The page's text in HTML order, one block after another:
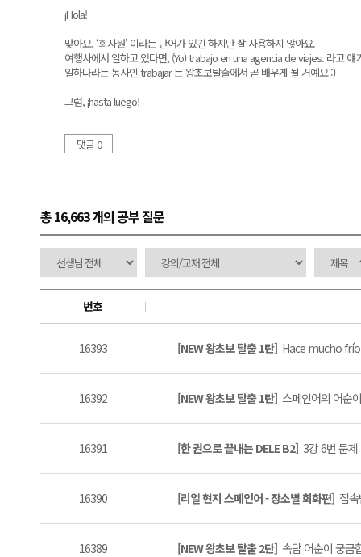
¡Hola!
맞아요. ‘회사원’ 이라는 단어가 있긴 하지만 잘 사용하지 않아요.
여행사에서 일하고 있다면, (Yo) trabajo en una agencia de viajes. 라고 얘
일하다라는 동사인 trabajar 는 왕초보탈출에서 곧 배우게 될 거예요 :)
그럼, ¡hasta luego!
댓글 0
총 16,663 개의 공부 질문
번호
16393 [NEW 왕초보 탈출 1탄] Hace mucho
16392 [NEW 왕초보 탈출 1탄] 스페인어의 어순
16391 [한 권으로 끝내는 DELE B2] 3강 6번 문
16390 [리얼 현지 스페인어 - 장소별 회화편] 접
16389 [NEW 왕초보 탈출 2탄] 속담 어순이 궁금